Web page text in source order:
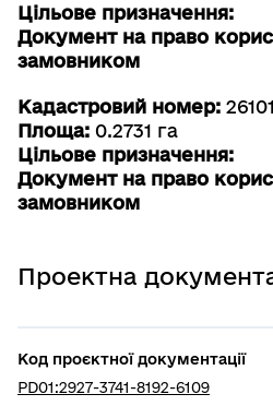
Цільове призначення:
Документ на право
замовником
Кадастровий номер:
Площа: 0.2731 га
Цільове призначення:
Документ на право
замовником
Проектна
Код проєктної документації
PD01:2927-3741-8192-6109